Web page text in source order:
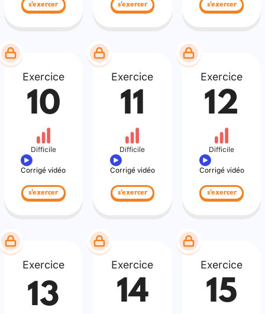
s'exercer s'exercer s'exercer
Exercice
10
Difficile
Corrigé vidéo
s'exercer
Exercice
11
Difficile
Corrigé vidéo
s'exercer
Exercice
12
Difficile
Corrigé vidéo
s'exercer
Exercice
13
Exercice
14
Exercice
15